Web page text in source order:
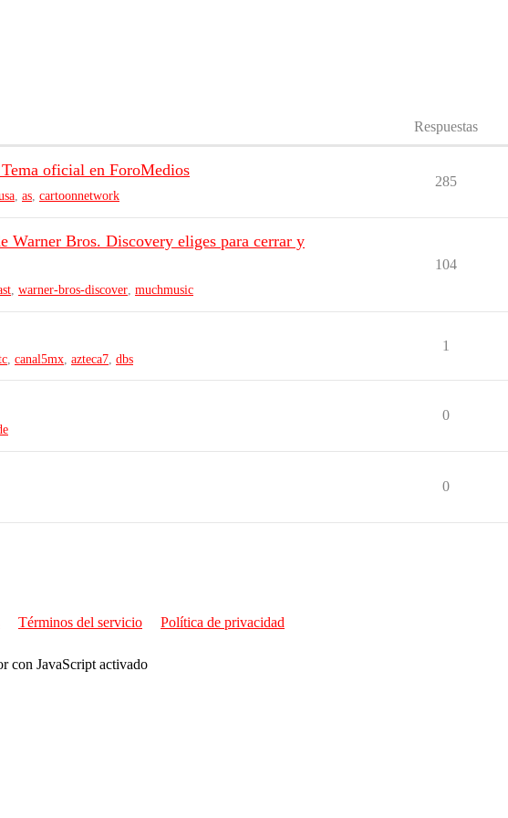
Respuestas
oficial en ForoMedios
as cartoonnetwork
285
Warner Bros. Discovery eliges para cerrar y
warner-bros-discover muchmusic
104
, canal5mx, azteca7, dbs
1
0
0
Términos del servicio Política de privacidad
con JavaScript activado